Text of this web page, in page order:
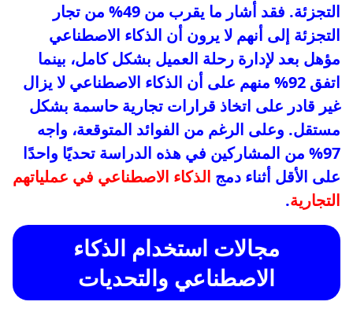
التجزئة. فقد أشار ما يقرب من 49% من تجار
التجزئة إلى أنهم لا يرون أن الذكاء الاصطناعي
مؤهل بعد لإدارة رحلة العميل بشكل كامل، بينما
اتفق 92% منهم على أن الذكاء الاصطناعي لا يزال
غير قادر على اتخاذ قرارات تجارية حاسمة بشكل
مستقل. وعلى الرغم من الفوائد المتوقعة، واجه
97% من المشاركين في هذه الدراسة تحديًا واحدًا
على الأقل أثناء دمج الذكاء الاصطناعي في عملياتهم
التجارية.
مجالات استخدام الذكاء
الاصطناعي والتحديات